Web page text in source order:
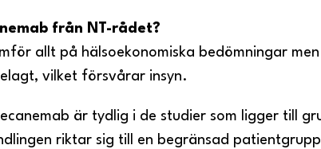
från NT-rådet?
allt på hälsoekonomiska bedömningar
vilket försvårar insyn.
är tydlig i de studier som ligger till
riktar sig till en begränsad